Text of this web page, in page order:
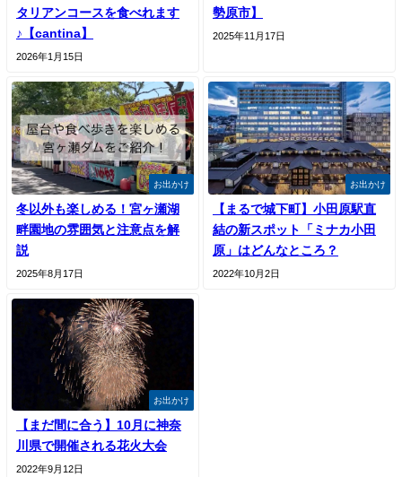
タリアンコースを食べれます
♪【cantina】
2026年1月15日
勢原市】
2025年11月17日
お出かけ
冬以外も楽しめる！宮ヶ瀬湖
畔園地の雰囲気と注意点を解
説
2025年8月17日
お出かけ
【まるで城下町】小田原駅直
結の新スポット「ミナカ小田
原」はどんなところ？
2022年10月2日
お出かけ
【まだ間に合う】10月に神奈
川県で開催される花火大会
2022年9月12日